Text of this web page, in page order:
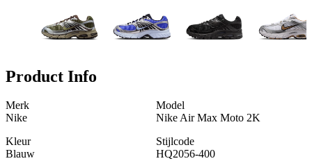
Product Info
Merk
Nike
Model
Nike Air Max Moto 2K
Kleur
Blauw
Stijlcode
HQ2056-400